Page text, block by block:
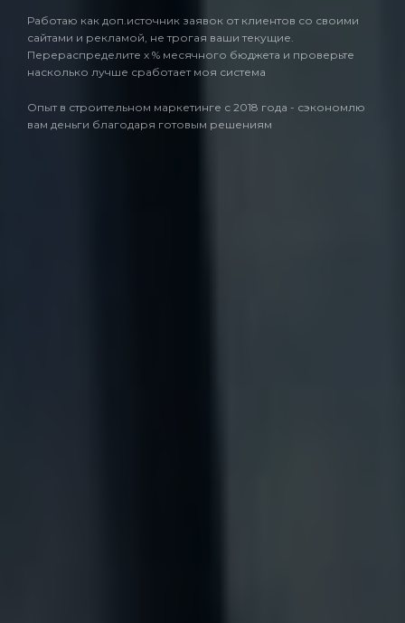
Работаю как доп.источник заявок от клиентов со своими
сайтами и рекламой, не трогая ваши текущие.
Перераспределите х % месячного бюджета и проверьте
насколько лучше сработает моя система
Опыт в строительном маркетинге с 2018 года - сэкономлю
вам деньги благодаря готовым решениям